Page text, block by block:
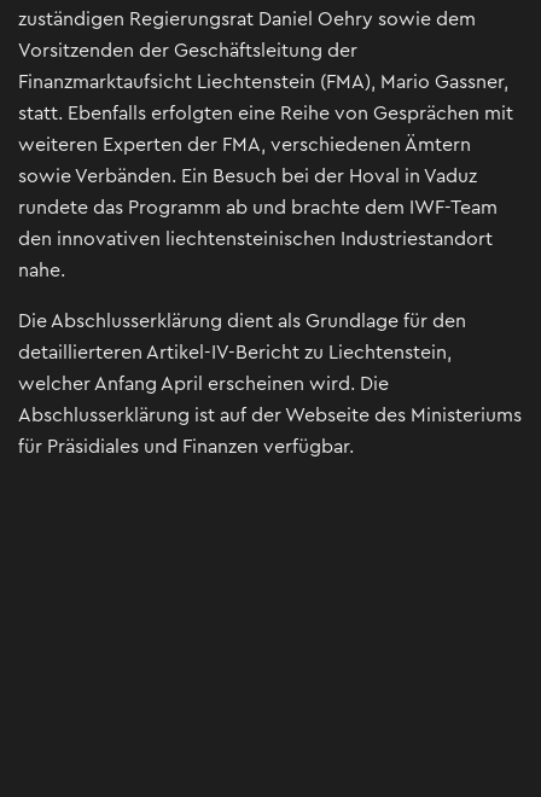
zuständigen Regierungsrat Daniel Oehry sowie dem
Vorsitzenden der Geschäftsleitung der
Finanzmarktaufsicht Liechtenstein (FMA), Mario Gassner,
statt. Ebenfalls erfolgten eine Reihe von Gesprächen mit
weiteren Experten der FMA, verschiedenen Ämtern
sowie Verbänden. Ein Besuch bei der Hoval in Vaduz
rundete das Programm ab und brachte dem IWF-Team
den innovativen liechtensteinischen Industriestandort
nahe.
Die Abschlusserklärung dient als Grundlage für den
detaillierteren Artikel-IV-Bericht zu Liechtenstein,
welcher Anfang April erscheinen wird. Die
Abschlusserklärung ist auf der Webseite des Ministeriums
für Präsidiales und Finanzen verfügbar.